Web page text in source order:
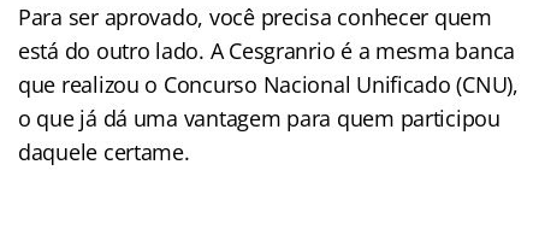
Para ser aprovado, você precisa conhecer quem
está do outro lado. A Cesgranrio é a mesma banca
que realizou o Concurso Nacional Unificado (CNU),
o que já dá uma vantagem para quem participou
daquele certame.